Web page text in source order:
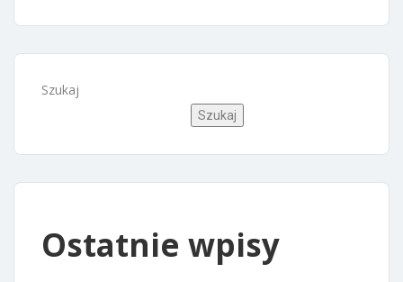
Szukaj
Szukaj
Ostatnie wpisy